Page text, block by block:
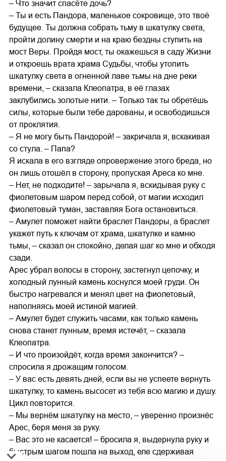
– Что значит спасёте дочь?
– Ты и есть Пандора, маленькое сокровище, это твоё
будущее. Ты должна собрать тьму в шкатулку света,
пройти долину смерти и на краю бездны ступить на
мост Веры. Пройдя мост, ты окажешься в саду Жизни
и откроешь врата храма Судьбы, чтобы утопить
шкатулку света в огненной лаве тьмы на дне реки
времени, – сказала Клеопатра, в её глазах
заклубились золотые нити. – Только так ты обретёшь
силы, которые были тебе дарованы, и освободишься
от проклятия.
– Я не могу быть Пандорой! – закричала я, вскакивая
со стула. – Папа?
Я искала в его взгляде опровержение этого бреда, но
он лишь отошёл в сторону, пропуская Ареса ко мне.
– Нет, не подходите! – зарычала я, вскидывая руку с
фиолетовым шаром перед собой, от магии исходил
фиолетовый туман, заставляя Бога остановиться.
– Амулет поможет найти браслет Пандоры, а браслет
укажет путь к ключам от храма, шкатулке и камню
тьмы, – сказал он спокойно, делая шаг ко мне и обходя
сзади.
Арес убрал волосы в сторону, застегнул цепочку, и
холодный лунный камень коснулся моей груди. Он
быстро нагревался и менял цвет на фиолетовый,
наполняясь моей истиной магией.
– Амулет будет служить часами, как только камень
снова станет лунным, время истечёт, – сказала
Клеопатра.
– И что произойдёт, когда время закончится? –
спросила я дрожащим голосом.
– У вас есть девять дней, если вы не успеете вернуть
шкатулку, то камень высосет из тебя всю магию и душу.
Цикл повторится.
– Мы вернём шкатулку на место, – уверенно произнёс
Арес, беря меня за руку.
– Вас это не касается! – бросила я, выдернула руку и
быстрым шагом пошла на выход, еле сдерживая